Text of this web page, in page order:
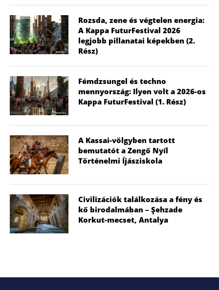
Rozsda, zene és végtelen energia:
A Kappa FuturFestival 2026
legjobb pillanatai képekben (2.
Rész)
Fémdzsungel és techno
mennyország: Ilyen volt a 2026-os
Kappa FuturFestival (1. Rész)
A Kassai-völgyben tartott
bemutatót a Zengő Nyíl
Történelmi Íjásziskola
Civilizációk találkozása a fény és
kő birodalmában – Şehzade
Korkut-mecset, Antalya